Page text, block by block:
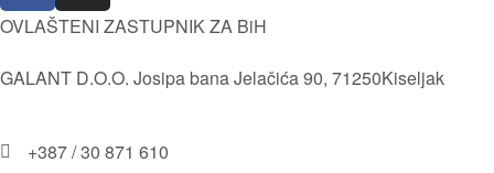
OVLAŠTENI ZASTUPNIK ZA BiH
GALANT D.O.O. Josipa bana Jelačića 90, 71250Kiseljak
+387 / 30 871 610